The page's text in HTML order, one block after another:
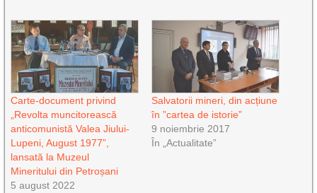
Carte-document privind
„Revolta muncitorească
anticomunistă Valea Jiului-
Lupeni, August 1977”,
lansată la Muzeul
Mineritului din Petroșani
5 august 2022
Salvatorii mineri, din acțiune
în ”cartea de istorie”
9 noiembrie 2017
În „Actualitate”